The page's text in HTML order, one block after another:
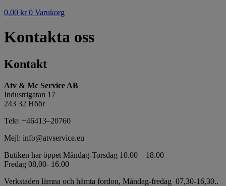
0,00 kr 0 Varukorg
Kontakta oss
Kontakt
Atv & Mc Service AB
Industrigatan 17
243 32 Höör
Tele: +46413–20760
Mejl: info@atvservice.eu
Butiken har öppet Måndag-Torsdag 10.00 – 18.00
Fredag 08,00- 16.00
Verkstaden lämna och hämta fordon, Måndag-fredag 07,30-16,30..